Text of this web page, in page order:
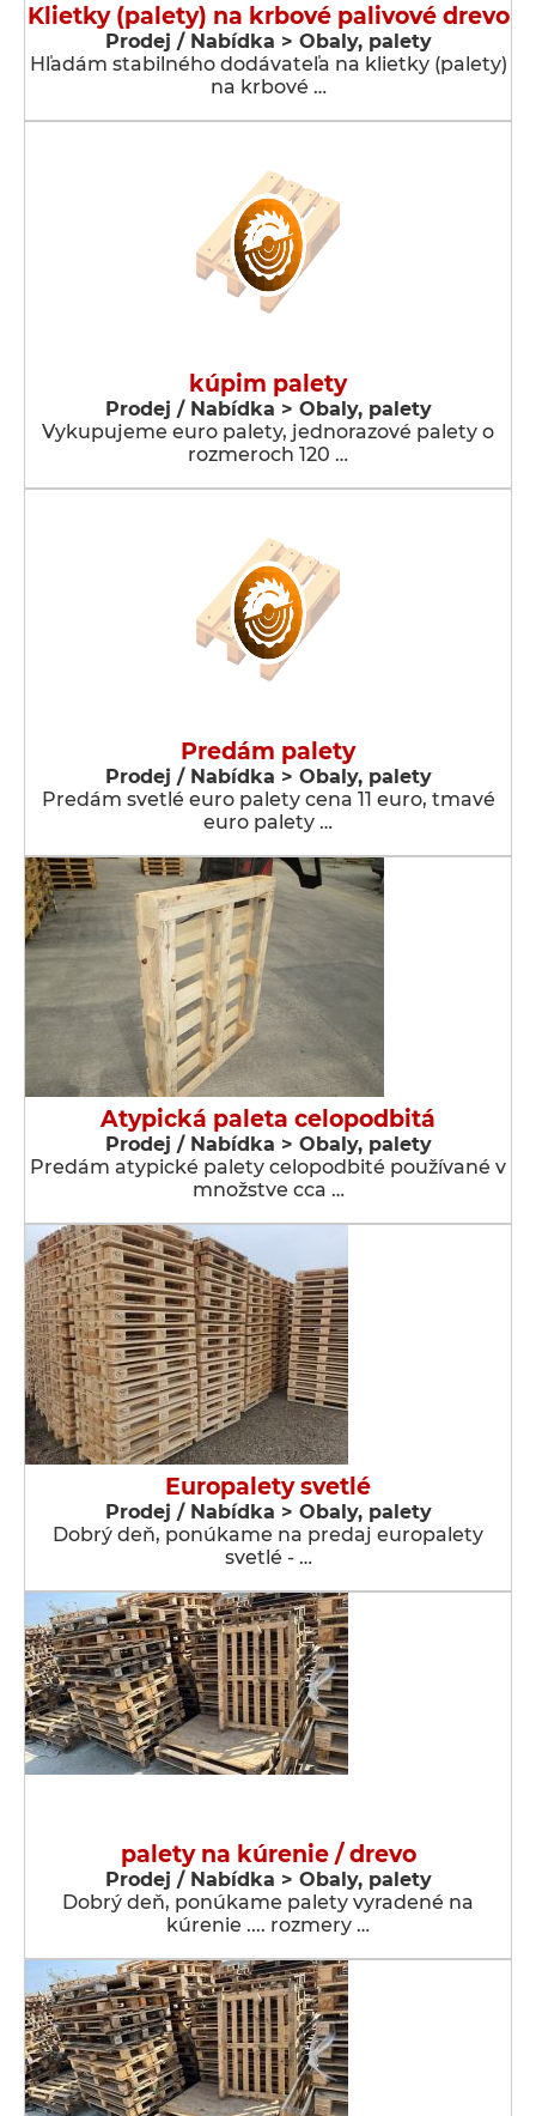
Klietky (palety) na krbové palivové drevo
Prodej / Nabídka > Obaly, palety
Hľadám stabilného dodávateľa na klietky (palety)
na krbové …
kúpim palety
Prodej / Nabídka > Obaly, palety
Vykupujeme euro palety, jednorazové palety o
rozmeroch 120 …
Predám palety
Prodej / Nabídka > Obaly, palety
Predám svetlé euro palety cena 11 euro, tmavé
euro palety …
Atypická paleta celopodbitá
Prodej / Nabídka > Obaly, palety
Predám atypické palety celopodbité používané v
množstve cca …
Europalety svetlé
Prodej / Nabídka > Obaly, palety
Dobrý deň, ponúkame na predaj europalety
svetlé - …
palety na kúrenie / drevo
Prodej / Nabídka > Obaly, palety
Dobrý deň, ponúkame palety vyradené na
kúrenie .... rozmery …